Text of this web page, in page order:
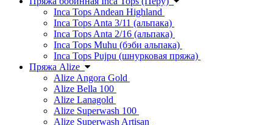
Inca Tops Andean Highland
Inca Tops Anta 3/11 (альпака)
Inca Tops Anta 2/16 (альпака)
Inca Tops Muhu (бэби альпака)
Inca Tops Pujpu (шнурковая пряжа)
Пряжа Alize
Alize Angora Gold
Alize Bella 100
Alize Lanagold
Alize Superwash 100
Alize Superwash Artisan